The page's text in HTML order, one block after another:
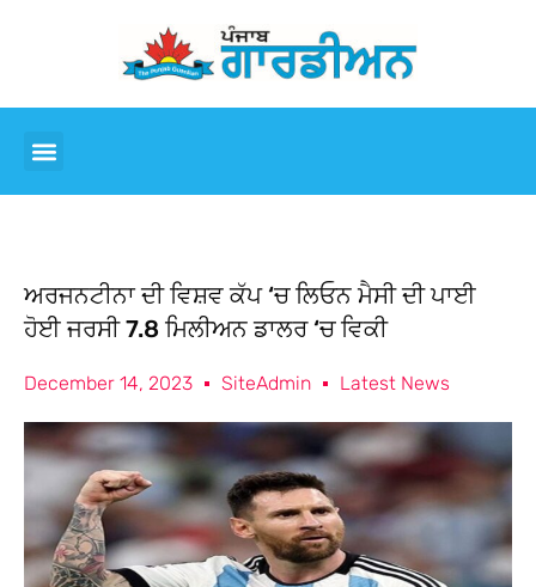
ਅਰਜਨਟੀਨਾ ਦੀ ਵਿਸ਼ਵ ਕੱਪ ‘ਚ ਲਿਓਨ ਮੈਸੀ ਦੀ ਪਾਈ
ਹੋਈ ਜਰਸੀ 7.8 ਮਿਲੀਅਨ ਡਾਲਰ ‘ਚ ਵਿਕੀ
December 14, 2023 SiteAdmin Latest News